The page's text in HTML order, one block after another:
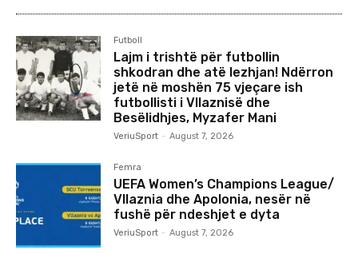
Futboll
Lajm i trishtë për futbollin
shkodran dhe atë lezhjan! Ndërron
jetë në moshën 75 vjeçare ish
futbollisti i Vllaznisë dhe
Besëlidhjes, Myzafer Mani
VeriuSport - August 7, 2026
Femra
UEFA Women’s Champions League/
Vllaznia dhe Apolonia, nesër në
fushë për ndeshjet e dyta
VeriuSport - August 7, 2026